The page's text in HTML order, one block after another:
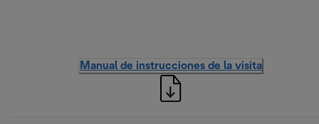
Manual de instrucciones de la visita